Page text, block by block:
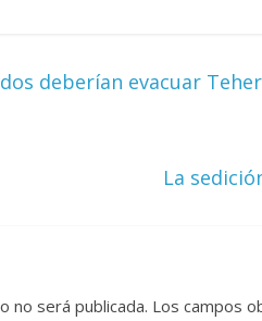
deberían evacuar
La
no será publicada. Los campos
3